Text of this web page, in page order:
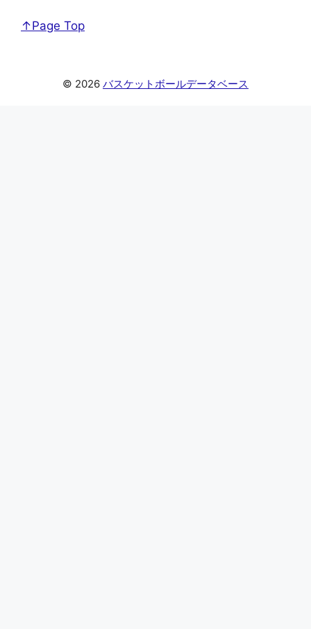
↑Page Top
© 2026 バスケットボールデータベース